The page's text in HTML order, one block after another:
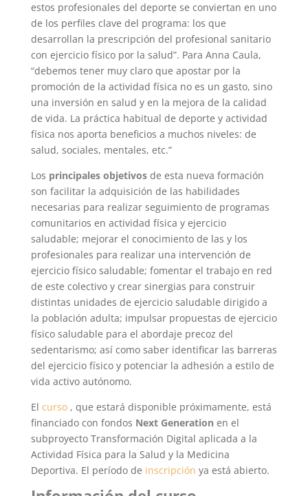
estos profesionales del deporte se conviertan en uno
de los perfiles clave del programa: los que
desarrollan la prescripción del profesional sanitario
con ejercicio físico por la salud”. Para Anna Caula,
“debemos tener muy claro que apostar por la
promoción de la actividad física no es un gasto, sino
una inversión en salud y en la mejora de la calidad
de vida. La práctica habitual de deporte y actividad
física nos aporta beneficios a muchos niveles: de
salud, sociales, mentales, etc.”
Los principales objetivos de esta nueva formación
son facilitar la adquisición de las habilidades
necesarias para realizar seguimiento de programas
comunitarios en actividad física y ejercicio
saludable; mejorar el conocimiento de las y los
profesionales para realizar una intervención de
ejercicio físico saludable; fomentar el trabajo en red
de este colectivo y crear sinergias para construir
distintas unidades de ejercicio saludable dirigido a
la población adulta; impulsar propuestas de ejercicio
físico saludable para el abordaje precoz del
sedentarismo; así como saber identificar las barreras
del ejercicio físico y potenciar la adhesión a estilo de
vida activo autónomo.
El curso, que estará disponible próximamente, está
financiado con fondos Next Generation en el
subproyecto Transformación Digital aplicada a la
Actividad Física para la Salud y la Medicina
Deportiva. El período de inscripción ya está abierto.